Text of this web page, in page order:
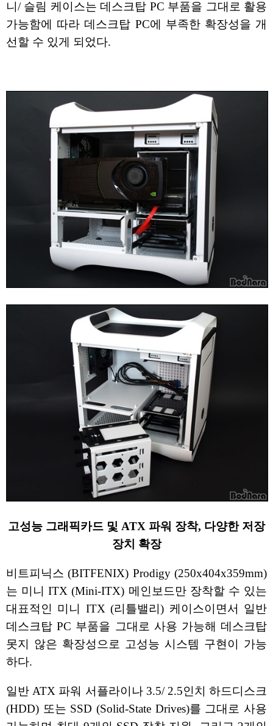
니/ 슬림 케이스는 데스크탑 PC 부품을 그대로 활용
가능함에 따라 데스크탑 PC에 부족한 확장성을 개
선할 수 있게 되었다.
고성능 그래픽카드 및 ATX 파워 장착, 다양한 저장
장치 확장
비트피닉스 (BITFENIX) Prodigy (250x404x359mm)
는 미니 ITX (Mini-ITX) 메인보드만 장착할 수 있는
대표적인 미니 ITX (리틀밸리) 케이스이면서 일반
데스크탑 PC 부품을 그대로 사용 가능해 데스크탑
못지 않은 확장성으로 고성능 시스템 구현이 가능
하다.
일반 ATX 파워 서플라이나 3.5/ 2.5인치 하드디스크
(HDD) 또는 SSD (Solid-State Drives)를 그대로 사용